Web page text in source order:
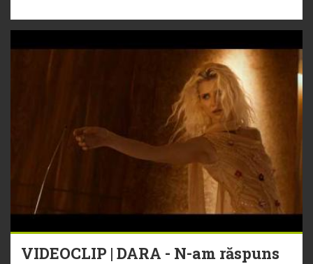
VIDEOCLIP | DARA - N-am răspuns